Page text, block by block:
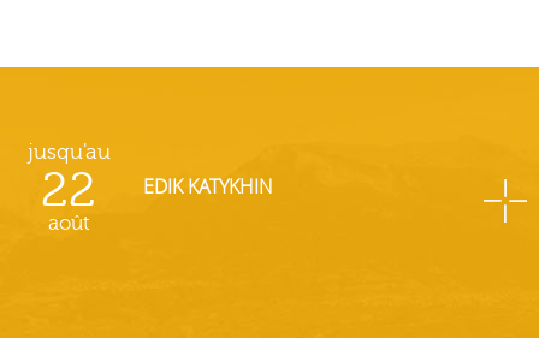
jusqu'au
22
août
EDIK KATYKHIN